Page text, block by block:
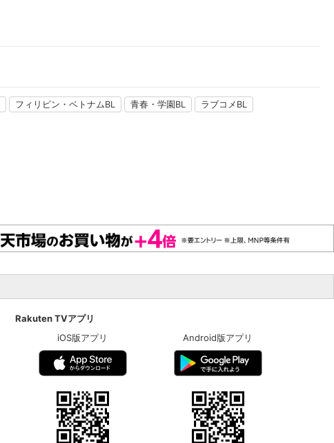
フィリピン・ベトナムBL 青春・学園BL ラブコメBL
Rakuten TVアプリ
iOS版アプリ
Android版アプリ